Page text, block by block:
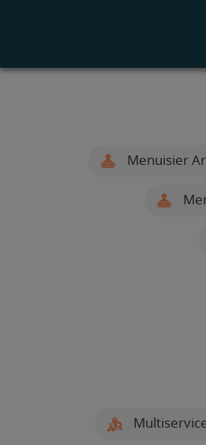
Menuisier